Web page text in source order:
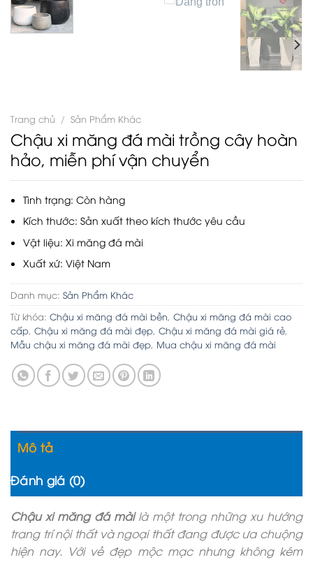
Trang chủ / Sản Phẩm Khác
Chậu xi măng đá mài trồng cây hoàn
hảo, miễn phí vận chuyển
Tình trạng: Còn hàng
Kích thước: Sản xuất theo kích thước yêu cầu
Vật liệu: Xi măng đá mài
Xuất xứ: Việt Nam
Danh mục: Sản Phẩm Khác
Từ khóa: Chậu xi măng đá mài bền, Chậu xi măng đá mài cao
cấp, Chậu xi măng đá mài đẹp, Chậu xi măng đá mài giá rẻ,
Mẫu chậu xi măng đá mài đẹp, Mua chậu xi măng đá mài
Mô tả
Đánh giá (0)
Chậu xi măng đá màilà một trong những xu hướng
trang trí nội thất và ngoại thất đang được ưa chuộng
hiện nay. Với vẻ đẹp mộc mạc nhưng không kém